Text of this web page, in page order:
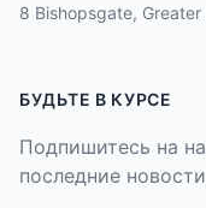
8 Bishopsgate,
БУДЬТЕ В КУРСЕ
Подпишитесь на
последние